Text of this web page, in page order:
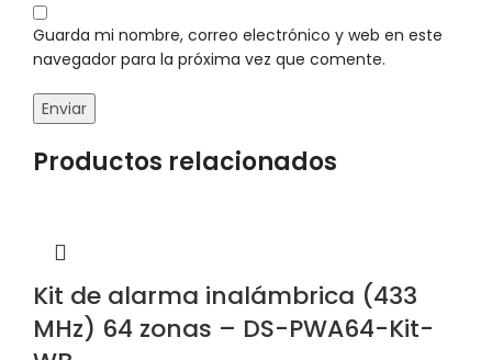
Guarda mi nombre, correo electrónico y web en este
navegador para la próxima vez que comente.
Productos relacionados
Kit de alarma inalámbrica (433
MHz) 64 zonas – DS-PWA64-Kit-